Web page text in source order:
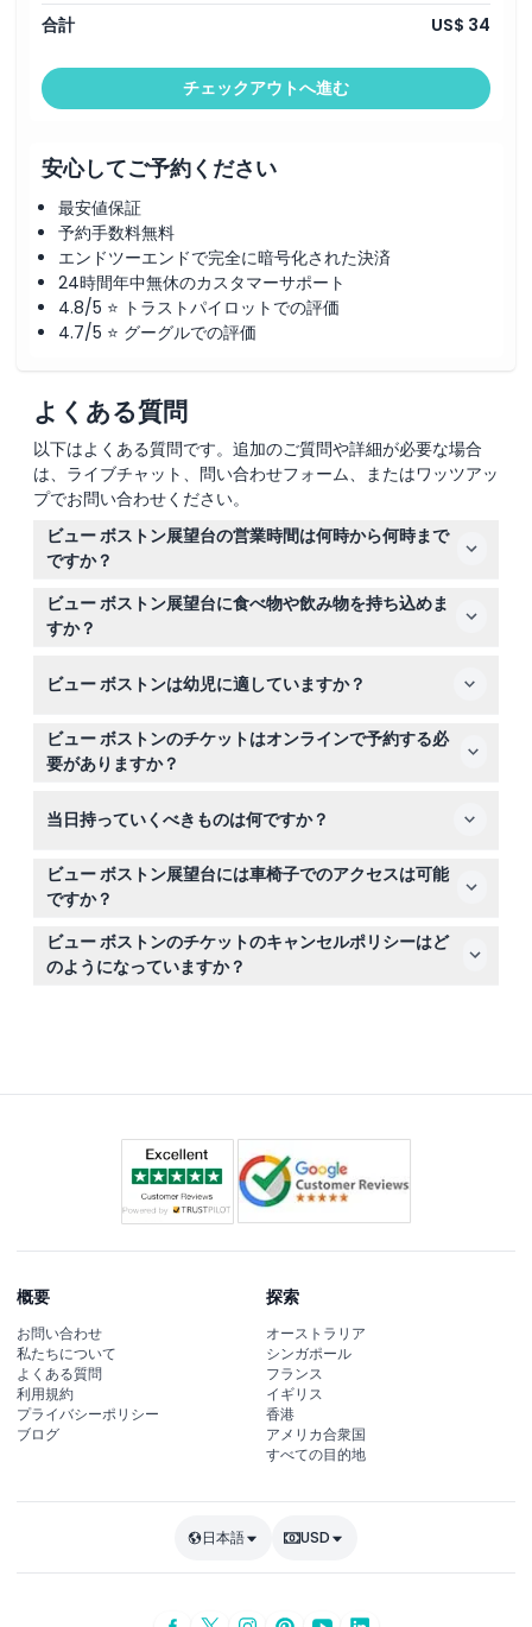
合計 US$ 34
チェックアウトへ進む
安心してご予約ください
最安値保証
予約手数料無料
エンドツーエンドで完全に暗号化された決済
24時間年中無休のカスタマーサポート
4.8/5 ⭐ トラストパイロットでの評価
4.7/5 ⭐ グーグルでの評価
よくある質問
以下はよくある質問です。追加のご質問や詳細が必要な場合
は、ライブチャット、問い合わせフォーム、またはワッツアッ
プでお問い合わせください。
ビュー ボストン展望台の営業時間は何時から何時まで
ですか？
ビュー ボストンは毎日午前10時から午後10時まで営業し
ており、最終入場は午後9時15分です（変更される場合が
ありますので、予約時にご確認ください）。
ビュー ボストン展望台に食べ物や飲み物を持ち込めま
すか？
ており、喫煙やアルコールの摂取も厳禁です。
ビュー ボストンは幼児に適していますか？
はい、0歳から5歳までの子供は無料で入場できますが、
支払いをする大人の同伴が必要です。
ビュー ボストンのチケットはオンラインで予約する必
要がありますか？
ンで行い、ご希望の日付と時間を選択し、空き状況を確認
当日持っていくべきものは何ですか？
予約確認書、必要に応じて有効な身分証明書を持参し、観
覧は屋内外のデッキを含むため天候に備えてください。
ビュー ボストン展望台には車椅子でのアクセスは可能
ですか？
はい、車椅子や移動補助具に対応していますが、利用され
る方は同伴者が必要です。
ビュー ボストンのチケットのキャンセルポリシーはど
のようになっていますか？
概要
お問い合わせ
私たちについて
よくある質問
利用規約
プライバシーポリシー
ブログ
探索
オーストラリア
シンガポール
フランス
イギリス
香港
アメリカ合衆国
すべての目的地
日本語 USD